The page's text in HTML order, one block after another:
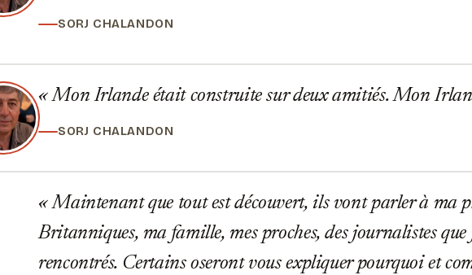
SORJ CHALANDON
Mon Irlande était construite sur deux amitiés. Mon
SORJ CHALANDON
Maintenant que tout est découvert, ils vont parler à ma
Britanniques, ma famille, mes proches, des journalistes
rencontrés. Certains oseront vous expliquer pourquoi et